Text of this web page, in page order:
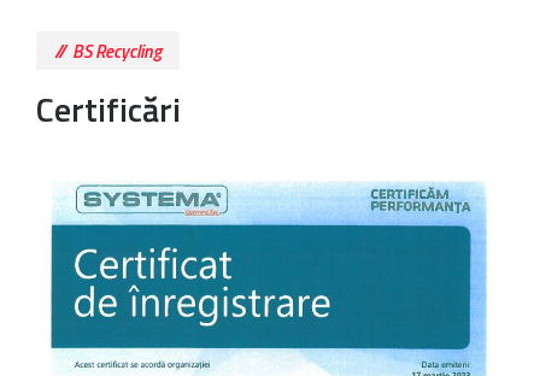
BS Recycling
Certificări